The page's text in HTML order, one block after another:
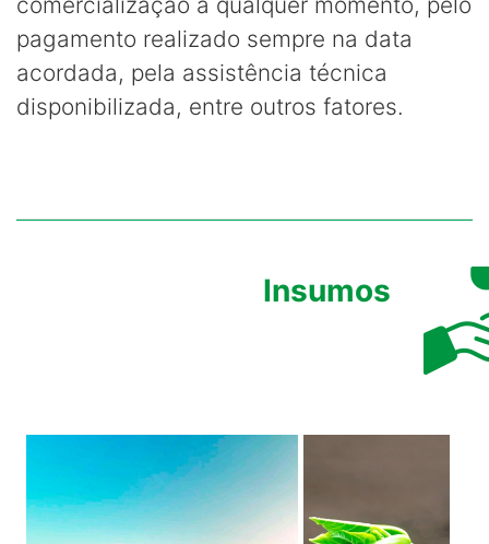
pagamento realizado sempre na data
acordada, pela assistência técnica
disponibilizada, entre outros fatores.
Insumos